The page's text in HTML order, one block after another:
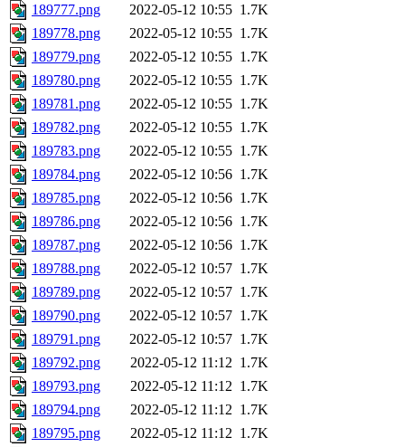
189777.png
2022-05-12 10:55 1.7K
189778.png
2022-05-12 10:55 1.7K
189779.png
2022-05-12 10:55 1.7K
189780.png
2022-05-12 10:55 1.7K
189781.png
2022-05-12 10:55 1.7K
189782.png
2022-05-12 10:55 1.7K
189783.png
2022-05-12 10:55 1.7K
189784.png
2022-05-12 10:56 1.7K
189785.png
2022-05-12 10:56 1.7K
189786.png
2022-05-12 10:56 1.7K
189787.png
2022-05-12 10:56 1.7K
189788.png
2022-05-12 10:57 1.7K
189789.png
2022-05-12 10:57 1.7K
189790.png
2022-05-12 10:57 1.7K
189791.png
2022-05-12 10:57 1.7K
189792.png
2022-05-12 11:12 1.7K
189793.png
2022-05-12 11:12 1.7K
189794.png
2022-05-12 11:12 1.7K
189795.png
2022-05-12 11:12 1.7K